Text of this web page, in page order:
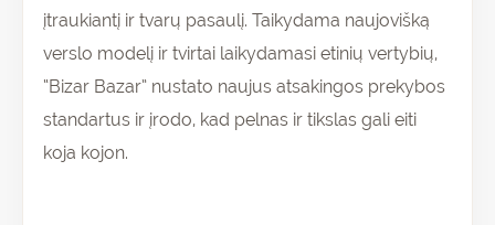
įtraukiantį ir tvarų pasaulį. Taikydama naujovišką
verslo modelį ir tvirtai laikydamasi etinių vertybių,
“Bizar Bazar” nustato naujus atsakingos prekybos
standartus ir įrodo, kad pelnas ir tikslas gali eiti
koja kojon.